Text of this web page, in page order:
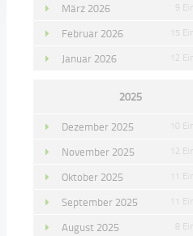
März 2026 9
Februar 2026 15
Januar 2026 12
2025
Dezember 2025 10
November 2025 12
Oktober 2025 11
September 2025 11
August 2025 8